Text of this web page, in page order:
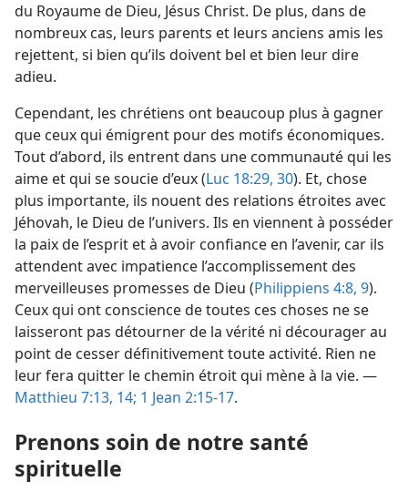
du Royaume de Dieu, Jésus Christ. De plus, dans de
nombreux cas, leurs parents et leurs anciens amis les
rejettent, si bien qu’ils doivent bel et bien leur dire
adieu.
Cependant, les chrétiens ont beaucoup plus à gagner
que ceux qui émigrent pour des motifs économiques.
Tout d’abord, ils entrent dans une communauté qui les
aime et qui se soucie d’eux (Luc 18:29, 30). Et, chose
plus importante, ils nouent des relations étroites avec
Jéhovah, le Dieu de l’univers. Ils en viennent à posséder
la paix de l’esprit et à avoir confiance en l’avenir, car ils
attendent avec impatience l’accomplissement des
merveilleuses promesses de Dieu (Philippiens 4:8, 9).
Ceux qui ont conscience de toutes ces choses ne se
laisseront pas détourner de la vérité ni décourager au
point de cesser définitivement toute activité. Rien ne
leur fera quitter le chemin étroit qui mène à la vie. —
Matthieu 7:13, 14; 1 Jean 2:15-17.
Prenons soin de notre santé
spirituelle